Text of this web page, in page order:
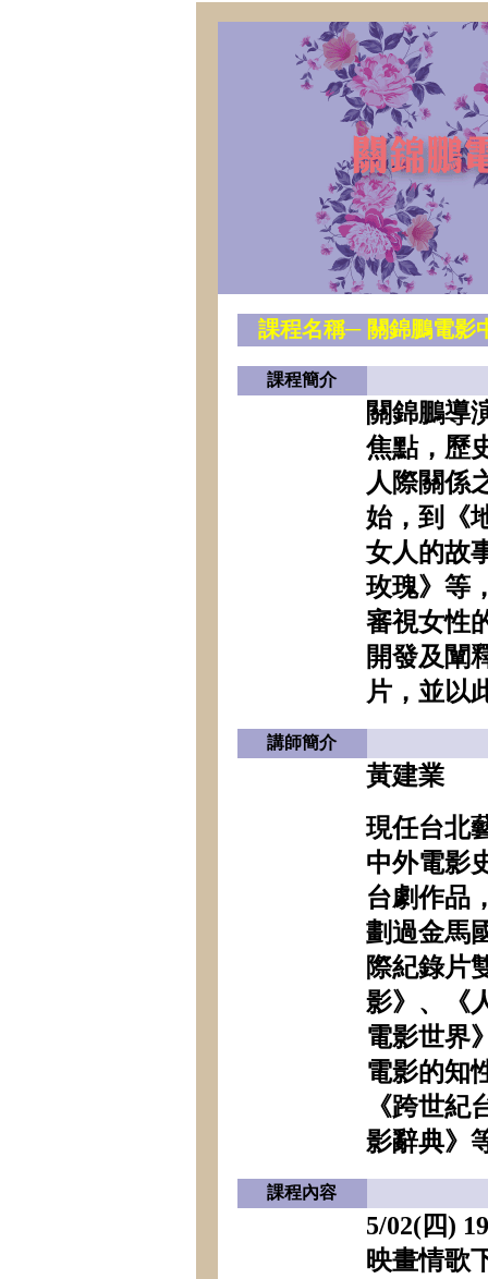
課程名稱─ 關錦鵬電影
課程簡介
關錦鵬導
焦點，歷
人際關係
始，到《
女人的故
玫瑰》等
審視女性
開發及闡
片，並以
講師簡介
黃建業
現任台北
中外電影
台劇作品
劃過金馬
際紀錄片
影》、《
電影世界
電影的知
《跨世紀
影辭典》
課程內容
5/02(四)
映畫情歌